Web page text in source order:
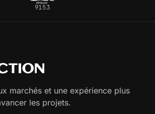
9153
marchés et une expérience plus
les projets.